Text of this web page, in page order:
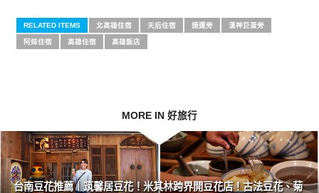
RELATED ITEMS 北高雄住宿 天后住宿 捷運旁 漢神巨蛋旁
阿妹住宿 高雄住宿 高雄飯店
MORE IN 好旅行
台南豆花推薦｜筑馨居豆花！米其林跨界開豆花店！古法豆花、菊